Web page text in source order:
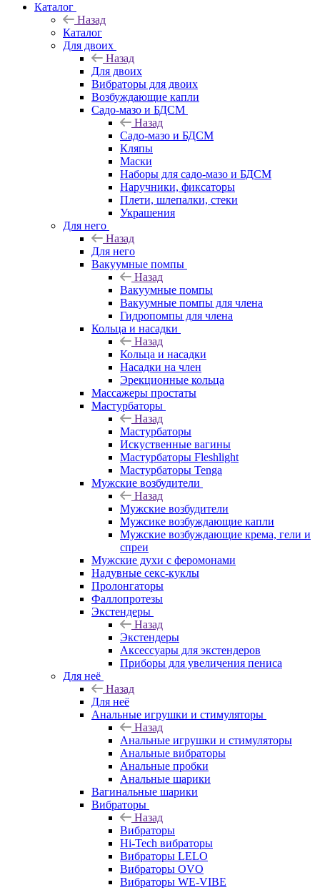
Каталог
Назад
Каталог
Для двоих
Назад
Для двоих
Вибраторы для двоих
Возбуждающие капли
Садо-мазо и БДСМ
Назад
Садо-мазо и БДСМ
Кляпы
Маски
Наборы для садо-мазо и БДСМ
Наручники, фиксаторы
Плети, шлепалки, стеки
Украшения
Для него
Назад
Для него
Вакуумные помпы
Назад
Вакуумные помпы
Вакуумные помпы для члена
Гидропомпы для члена
Кольца и насадки
Назад
Кольца и насадки
Насадки на член
Эрекционные кольца
Массажеры простаты
Мастурбаторы
Назад
Мастурбаторы
Искуственные вагины
Мастурбаторы Fleshlight
Мастурбаторы Tenga
Мужские возбудители
Назад
Мужские возбудители
Мужсике возбуждающие капли
Мужские возбуждающие крема, гели и
спреи
Мужские духи с феромонами
Надувные секс-куклы
Пролонгаторы
Фаллопротезы
Экстендеры
Назад
Экстендеры
Аксессуары для экстендеров
Приборы для увеличения пениса
Для неё
Назад
Для неё
Анальные игрушки и стимуляторы
Назад
Анальные игрушки и стимуляторы
Анальные вибраторы
Анальные пробки
Анальные шарики
Вагинальные шарики
Вибраторы
Назад
Вибраторы
Hi-Tech вибраторы
Вибраторы LELO
Вибраторы OVO
Вибраторы WE-VIBE